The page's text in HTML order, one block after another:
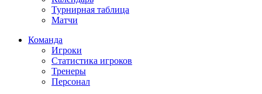
Турнирная таблица
Матчи
Команда
Игроки
Статистика игроков
Тренеры
Персонал